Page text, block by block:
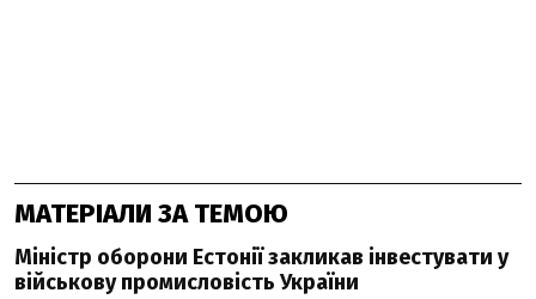
МАТЕРІАЛИ ЗА ТЕМОЮ
Міністр оборони Естонії закликав інвестувати у
військову промисловість України